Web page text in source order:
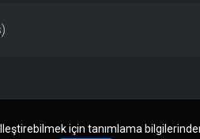
için tanımlama